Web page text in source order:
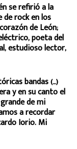
se refirió a la
rock en los
de León;
poeta del
estudioso lector,
bandas (…)
y en su canto el
de mi
a recordar
Iorio. Mi